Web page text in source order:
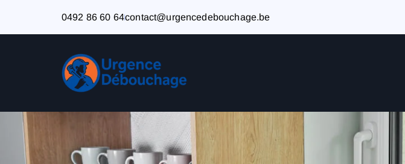
0492 86 60 64contact@urgencedebouchage.be